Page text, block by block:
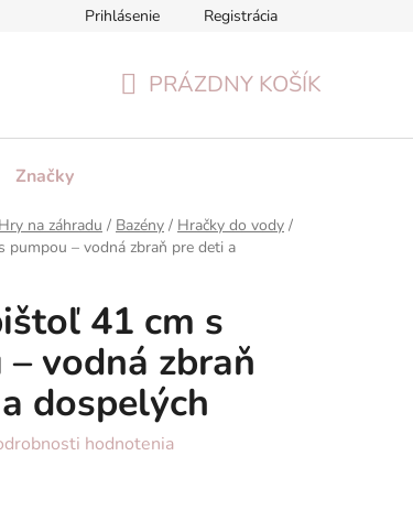
Formulár na odstúpenie od zmluvy
Prihlásenie Registrácia
PRÁZDNY KOŠÍK
Značky
Hry na záhradu / Bazény / Hračky do vody /
pumpou – vodná zbraň pre deti a
41 cm s
vodná zbraň
dospelých
hodnotenia